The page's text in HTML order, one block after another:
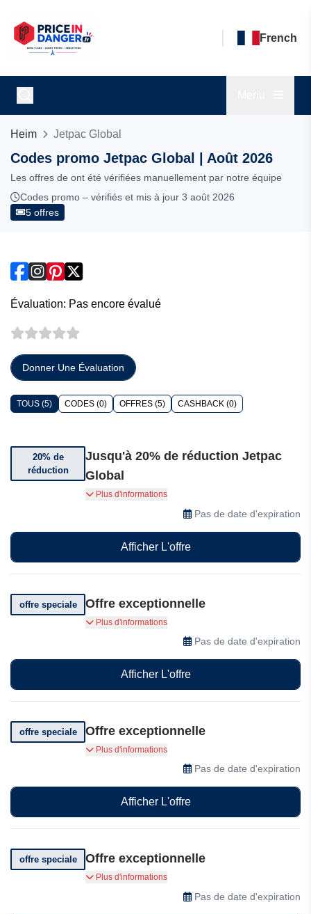
French
Heim Jetpac Global
Codes promo Jetpac Global | Août 2026
Les offres de ont été vérifiées manuellement par notre équipe
Codes promo – vérifiés et mis à jour 3 août 2026
5 offres
Évaluation: Pas encore évalué
Donner Une Évaluation
TOUS (5) CODES (0) OFFRES (5) CASHBACK (0)
20% de
réduction
Jusqu'à 20% de réduction Jetpac
Global
Bénéficiez jusqu'à 20% de réduction chez Jetpac
Plus d'informations
Pas de date d'expiration
Afficher L'offre
offre speciale Offre exceptionnelle
Parrainez un ami et gagnez jusqu'à 10$
Plus d'informations
Pas de date d'expiration
Afficher L'offre
offre speciale Offre exceptionnelle
Achetez des forfaits et économisez davantage
Plus d'informations
Pas de date d'expiration
Afficher L'offre
offre speciale Offre exceptionnelle
Profitez d'offres exceptionnelles
Plus d'informations
Pas de date d'expiration